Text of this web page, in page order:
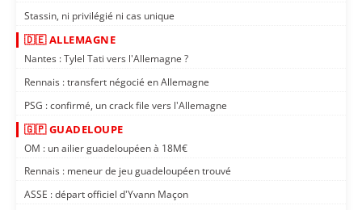
Stassin, ni privilégié ni cas unique
🇩🇪 ALLEMAGNE
Nantes : Tylel Tati vers l'Allemagne ?
Rennais : transfert négocié en Allemagne
PSG : confirmé, un crack file vers l'Allemagne
🇬🇵 GUADELOUPE
OM : un ailier guadeloupéen à 18M€
Rennais : meneur de jeu guadeloupéen trouvé
ASSE : départ officiel d'Yvann Maçon